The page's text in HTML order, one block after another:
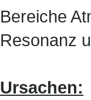
Bereiche
Resonanz
Ursachen: